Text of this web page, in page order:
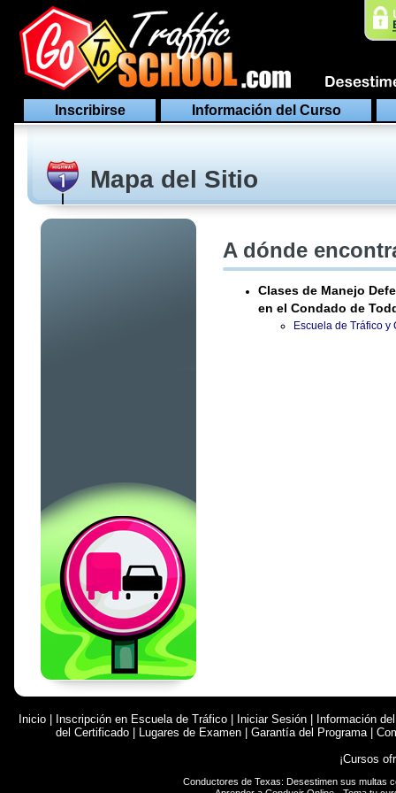
Inscribirse Información del Curso
Mapa del Sitio
A dónde
Clases de Manejo
en el Condado de
Escuela de Tráfico
Inicio Inscripción en Escuela de Tráfico Iniciar Sesión
Información
del Certificado
Lugares de Examen Garantía del Programa|
¡Cursos
Conductores de Texas: Desestimen sus multas